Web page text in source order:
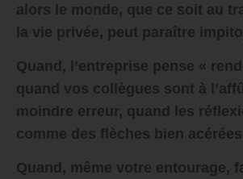
alors le monde, que ce soit au
la vie privée, peut paraître
Quand, l’entreprise pense «
quand vos collègues sont à
moindre erreur, quand les
comme des flèches bien
Quand, même votre entourage,